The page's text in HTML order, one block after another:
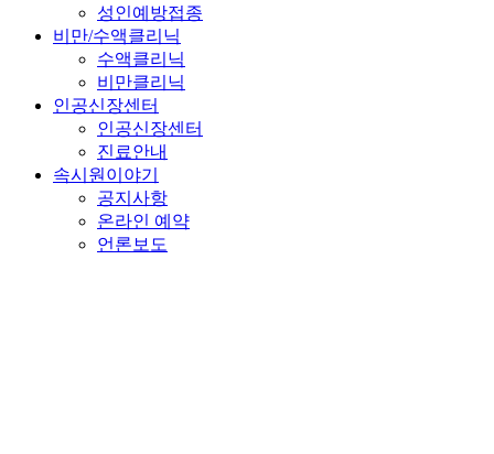
성인예방접종
비만/수액클리닉
수액클리닉
비만클리닉
인공신장센터
인공신장센터
진료안내
속시원이야기
공지사항
온라인 예약
언론보도